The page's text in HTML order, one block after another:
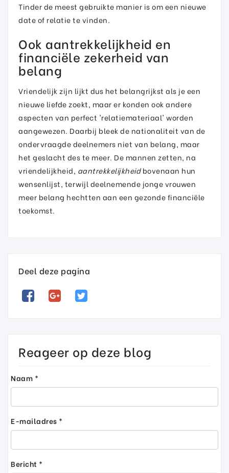
Tinder de meest gebruikte manier is om een nieuwe
date of relatie te vinden.
Ook aantrekkelijkheid en
financiële zekerheid van
belang
Vriendelijk zijn lijkt dus het belangrijkst als je een
nieuwe liefde zoekt, maar er konden ook andere
aspecten van perfect 'relatiemateriaal' worden
aangewezen. Daarbij bleek de nationaliteit van de
ondervraagde deelnemers niet van belang, maar
het geslacht des te meer. De mannen zetten, na
vriendelijkheid, aantrekkelijkheidbovenaan hun
wensenlijst, terwijl deelnemende jonge vrouwen
meer belang hechtten aan een gezonde financiële
toekomst.
Deel deze pagina
Reageer op deze blog
Naam *
E-mailadres *
Bericht *